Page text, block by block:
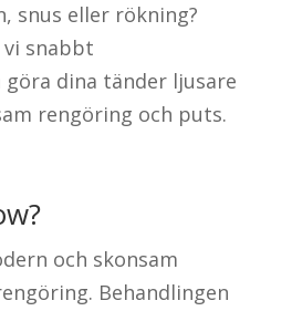
snus eller rökning?
vi snabbt
dina tänder ljusare
rengöring och puts.
och skonsam
Behandlingen